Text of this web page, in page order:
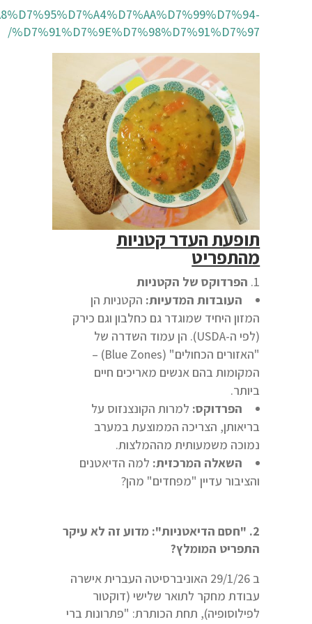
%D7%91%D7%9E%D7%98%D7%91%D7%97/
תופעת העדר קטניות
מהתפריט
הפרדוקס של הקטניות
העובדות המדעיות: הקטניות הן
המזון היחיד שמוגדר גם כחלבון וגם כירק
(לפי ה-USDA). הן עמוד השדרה של
"האזורים הכחולים" (Blue Zones) –
המקומות בהם אנשים מאריכים חיים
ביותר.
הפרדוקס: למרות הקונצנזוס על
בריאותן, הצריכה הממוצעת במערב
נמוכה משמעותית מההמלצות.
השאלה המרכזית: למה הדיאטנים
והציבור עדיין "מפחדים" מהן?
2. "חסם הדיאטניות": מדוע זה לא עיקר
התפריט המומלץ?
ב 29/1/26 האוניברסיטה העברית אישרה
עבודת מחקר לתואר שלישי (דוקטור
לפילוסופיה), תחת הכותרת: "פתרונות ברי